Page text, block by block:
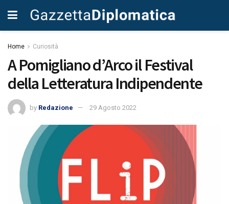
Home Curiosità
A Pomigliano d’Arco il Festival
della Letteratura Indipendente
by Redazione 29 Agosto 2022